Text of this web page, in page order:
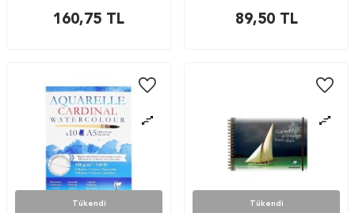
160,75 TL 89,50TL
Tükendi Tükendi